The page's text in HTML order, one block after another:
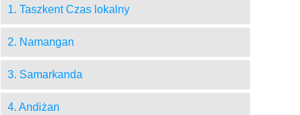
1. Taszkent Czas lokalny
2. Namangan
3. Samarkanda
4. Andiżan